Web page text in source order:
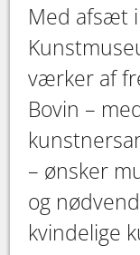
Med afsæt
værker af
Bovin –
– ønsker
og
kvindelige